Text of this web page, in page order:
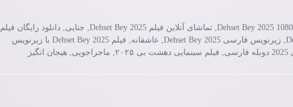
, تماشای آنلاین فیلم Dehset Bey 2025 , جنایی, دانلود رایگان فیلم
, زیرنویس فارسی Dehset Bey 2025 , عاشقانه,
فیلم Dehset Bey 2025 با زیرنویس
, فیلم سینمایی دهشت بی ۲۰۲۵ , ماجراجویی, هیجان انگیز